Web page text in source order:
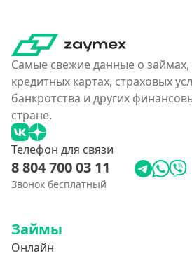
Карта с нулевым остатком
На дебетовую карту
На кредитную карту
На виртуальную карту
На неименную карту
На именную карту
На зарплатную карту
Похожие МФО
Самые свежие данные о займах,
кредитных картах, страховых
банкротства и других
стране.
Телефон для связи
8 804 700 03 11
Звонок бесплатный
Займы
Онлайн